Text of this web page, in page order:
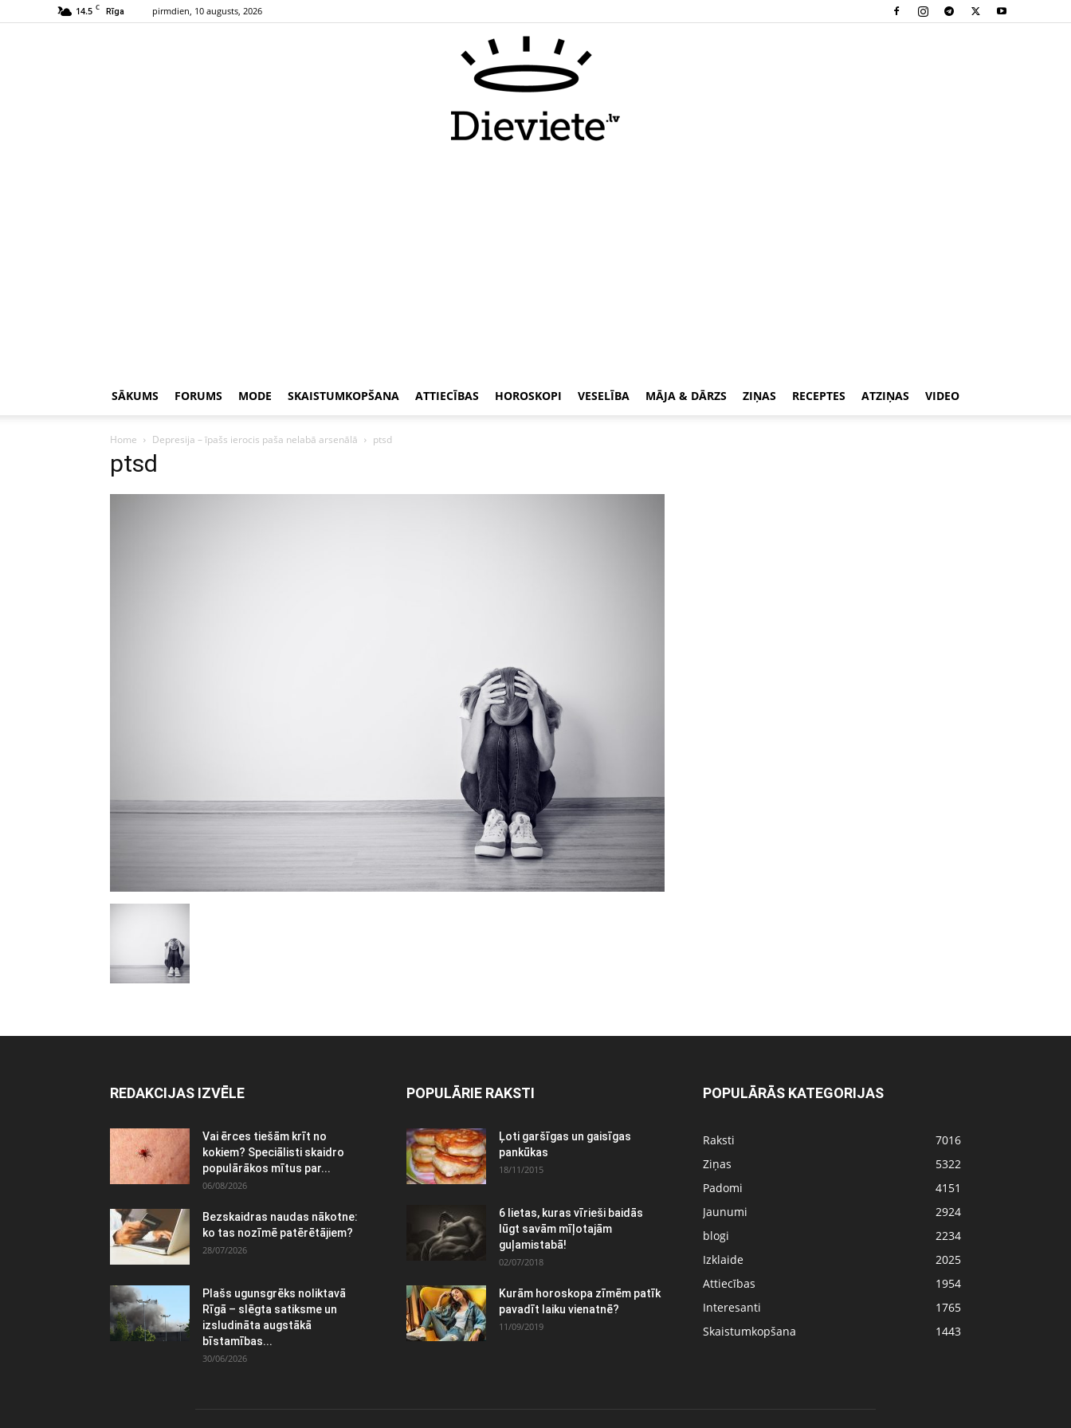
14.5 C Rīga pirmdien, 10 augusts, 2026
SĀKUMS FORUMS MODE SKAISTUMKOPŠANA ATTIECĪBAS HOROSKOPI VESELĪBA MĀJA & DĀRZS ZIŅAS RECEPTES ATZIŅAS VIDEO
Home Depresija – īpašs ierocis paša nelabā arsenālā ptsd
ptsd
REDAKCIJAS IZVĒLE
Vai ērces tiešām krīt no
kokiem? Speciālisti skaidro
populārākos mītus par...
06/08/2026
Bezskaidras naudas nākotne:
ko tas nozīmē patērētājiem?
28/07/2026
Plašs ugunsgrēks noliktavā
Rīgā – slēgta satiksme un
izsludināta augstākā
bīstamības...
30/06/2026
POPULĀRIE RAKSTI
Ļoti garšīgas un gaisīgas
pankūkas
18/11/2015
6 lietas, kuras vīrieši baidās
lūgt savām mīļotajām
guļamistabā!
02/07/2018
Kurām horoskopa zīmēm patīk
pavadīt laiku vienatnē?
11/09/2019
POPULĀRĀS KATEGORIJAS
Raksti
7016
Ziņas
5322
Padomi
4151
Jaunumi
2924
blogi
2234
Izklaide
2025
Attiecības
1954
Interesanti
1765
Skaistumkopšana
1443